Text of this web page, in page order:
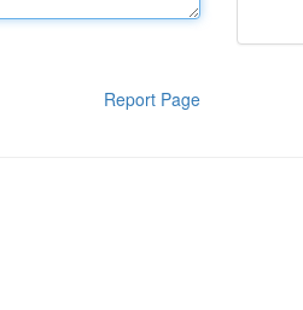
Report Page